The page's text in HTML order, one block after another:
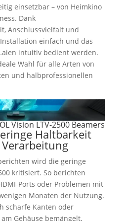
einsetzbar – von Heimkino
Dank
Anschlussvielfalt und
einfach und das
intuitiv bedient werden.
Wahl für alle Arten von
und halbprofessionellen
Vision LTV-2500 Beamers
Haltbarkeit
wird die geringe
kritisiert. So berichten
Ports oder Problemen mit
Monaten der Nutzung.
scharfe Kanten oder
Gehäuse bemängelt.